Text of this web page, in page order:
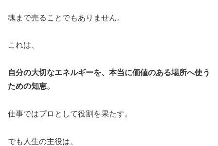
魂まで売ることでもありません。
これは、
自分の大切なエネルギーを、本当に価値のある場所へ使う
ための知恵。
仕事ではプロとして役割を果たす。
でも人生の主役は、